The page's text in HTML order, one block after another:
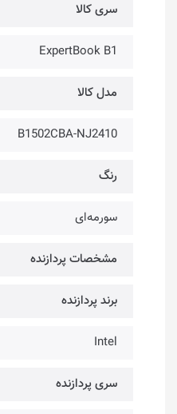
سری کالا
ExpertBook B1
مدل کالا
B1502CBA-NJ2410
رنگ
سورمه‌ای
مشخصات پردازنده
برند پردازنده
Intel
سری پردازنده